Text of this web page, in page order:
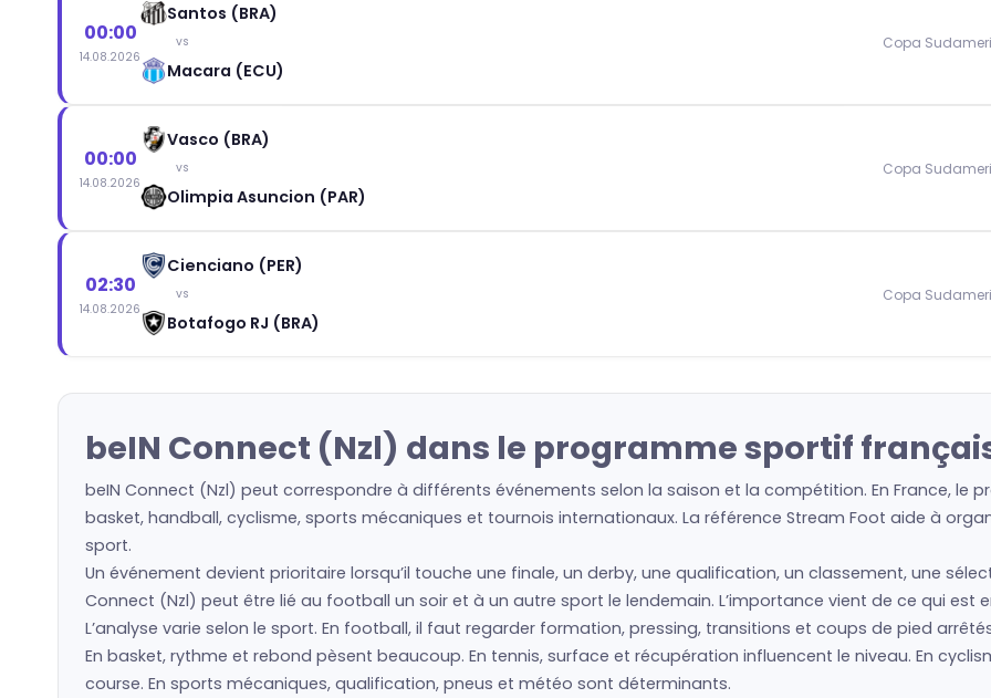
00:00
14.08.2026
Santos (BRA)
vs
Macara (ECU)
Copa
00:00
14.08.2026
Vasco (BRA)
vs
Olimpia Asuncion (PAR)
Copa
02:30
14.08.2026
Cienciano (PER)
vs
Botafogo RJ (BRA)
Copa
beIN Connect (Nzl) dans le programme sportif
beIN Connect (Nzl) peut correspondre à différents événements selon la saison et la compétition. En France, le
basket, handball, cyclisme, sports mécaniques et tournois internationaux. La référence Stream Foot aide à
sport.
Un événement devient prioritaire lorsqu’il touche une finale, un derby, une qualification, un classement, une
Connect (Nzl) peut être lié au football un soir et à un autre sport le lendemain. L’importance vient de ce qui est
L’analyse varie selon le sport. En football, il faut regarder formation, pressing, transitions et coups de pied
En basket, rythme et rebond pèsent beaucoup. En tennis, surface et récupération influencent le niveau. En
course. En sports mécaniques, qualification, pneus et météo sont déterminants.